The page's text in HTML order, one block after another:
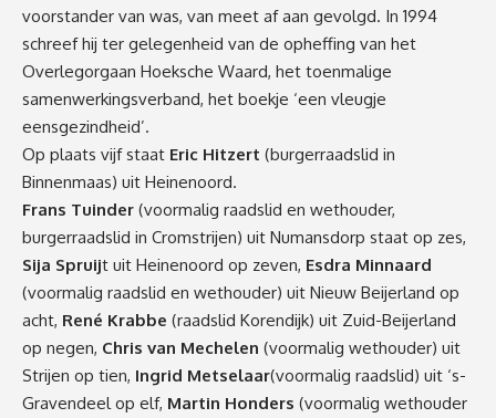
voorstander van was, van meet af aan gevolgd. In 1994
schreef hij ter gelegenheid van de opheffing van het
Overlegorgaan Hoeksche Waard, het toenmalige
samenwerkingsverband, het boekje ‘een vleugje
eensgezindheid’.
Op plaats vijf staat Eric Hitzert (burgerraadslid in
Binnenmaas) uit Heinenoord.
Frans Tuinder (voormalig raadslid en wethouder,
burgerraadslid in Cromstrijen) uit Numansdorp staat op zes,
Sija Spruijt uit Heinenoord op zeven, Esdra Minnaard
(voormalig raadslid en wethouder) uit Nieuw Beijerland op
acht, René Krabbe (raadslid Korendijk) uit Zuid-Beijerland
op negen, Chris van Mechelen (voormalig wethouder) uit
Strijen op tien, Ingrid Metselaar(voormalig raadslid) uit ‘s-
Gravendeel op elf, Martin Honders (voormalig wethouder